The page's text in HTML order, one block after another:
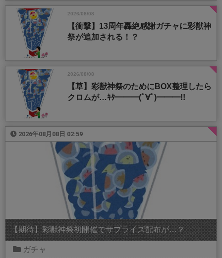
2026/08/08
【衝撃】13周年轟絶感謝ガチャに彩獣神
祭が追加される！？
2026/08/08
【草】彩獣神祭のためにBOX整理したら
クロムが…ｷﾀ━━━(ﾟ∀ﾟ)━━━!!
2026年08月08日 02:59
【期待】彩獣神祭初開催でサプライズ配布が…？
ガチャ